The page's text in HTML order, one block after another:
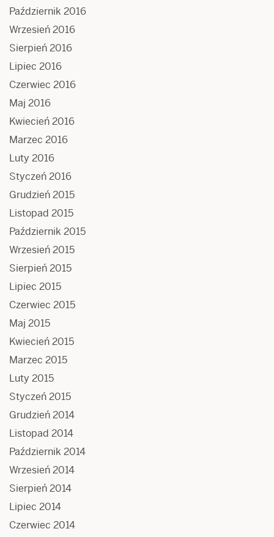
Październik 2016
Wrzesień 2016
Sierpień 2016
Lipiec 2016
Czerwiec 2016
Maj 2016
Kwiecień 2016
Marzec 2016
Luty 2016
Styczeń 2016
Grudzień 2015
Listopad 2015
Październik 2015
Wrzesień 2015
Sierpień 2015
Lipiec 2015
Czerwiec 2015
Maj 2015
Kwiecień 2015
Marzec 2015
Luty 2015
Styczeń 2015
Grudzień 2014
Listopad 2014
Październik 2014
Wrzesień 2014
Sierpień 2014
Lipiec 2014
Czerwiec 2014